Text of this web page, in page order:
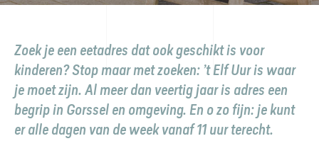
Zoek je een eetadres dat ook geschikt is voor
kinderen? Stop maar met zoeken: ’t Elf Uur is waar
je moet zijn. Al meer dan veertig jaar is adres een
begrip in Gorssel en omgeving. En o zo fijn: je kunt
er alle dagen van de week vanaf 11 uur terecht.